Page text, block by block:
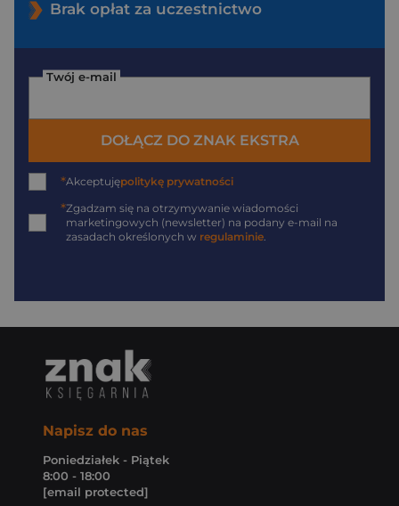
Brak opłat za uczestnictwo
Twój e-mail
DOŁĄCZ DO ZNAK EKSTRA
*Akceptujępolitykę prywatności
*Zgadzam się na otrzymywanie wiadomości
marketingowych (newsletter) na podany e-mail na
zasadach określonych w regulaminie.
Napisz do nas
Poniedziałek - Piątek
8:00 - 18:00
[email protected]